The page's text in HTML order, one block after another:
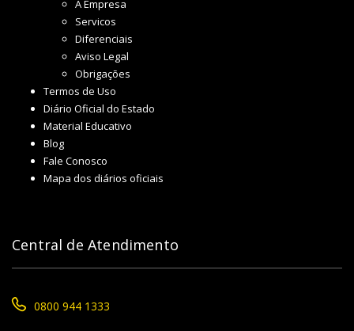
A Empresa
Servicos
Diferenciais
Aviso Legal
Obrigações
Termos de Uso
Diário Oficial do Estado
Material Educativo
Blog
Fale Conosco
Mapa dos diários oficiais
Central de Atendimento
0800 944 1333